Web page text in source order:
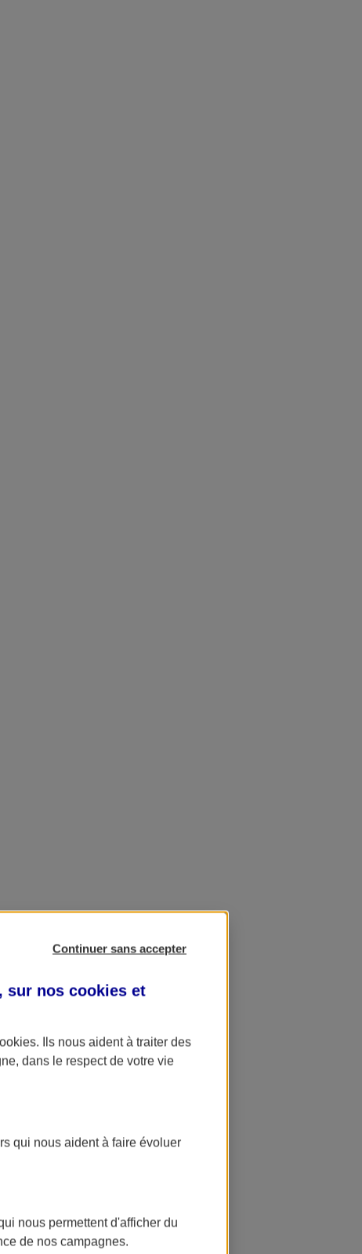
Continuer sans accepter
sur nos cookies et
. Ils nous aident à traiter des
dans le respect de votre vie
qui nous aident à faire évoluer
nous permettent d'afficher du
de nos campagnes.